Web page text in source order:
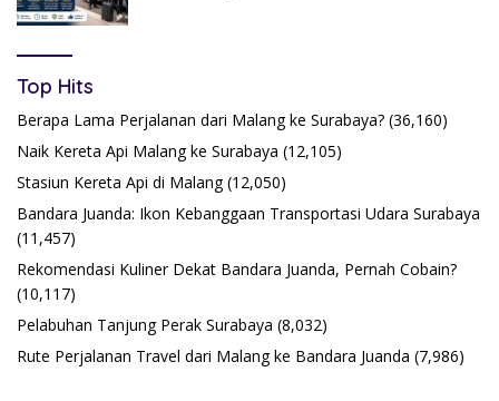
Top Hits
Berapa Lama Perjalanan dari Malang ke Surabaya? (36,160)
Naik Kereta Api Malang ke Surabaya (12,105)
Stasiun Kereta Api di Malang (12,050)
Bandara Juanda: Ikon Kebanggaan Transportasi Udara Surabaya
(11,457)
Rekomendasi Kuliner Dekat Bandara Juanda, Pernah Cobain?
(10,117)
Pelabuhan Tanjung Perak Surabaya (8,032)
Rute Perjalanan Travel dari Malang ke Bandara Juanda (7,986)